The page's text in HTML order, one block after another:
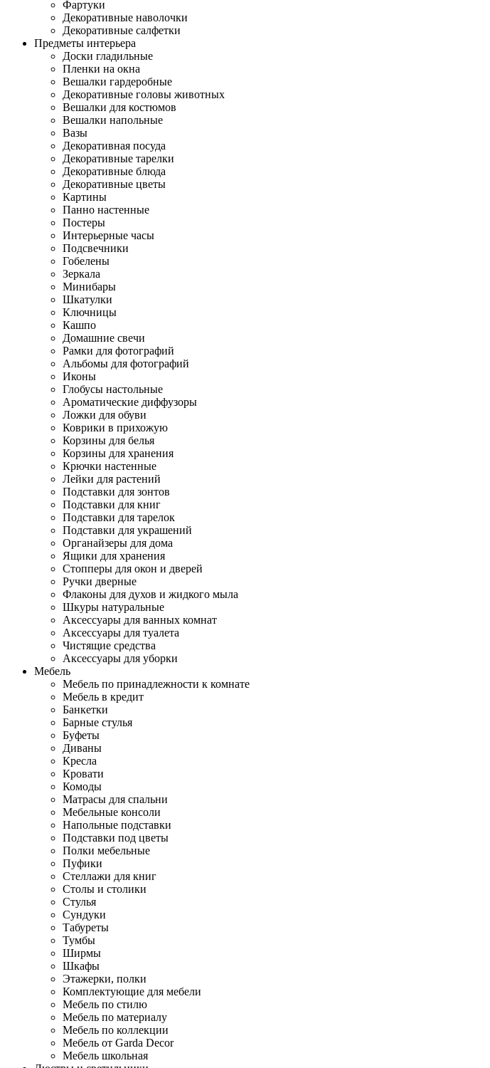
Фартуки
Декоративные наволочки
Декоративные салфетки
Предметы интерьера
Доски гладильные
Пленки на окна
Вешалки гардеробные
Декоративные головы животных
Вешалки для костюмов
Вешалки напольные
Вазы
Декоративная посуда
Декоративные тарелки
Декоративные блюда
Декоративные цветы
Картины
Панно настенные
Постеры
Интерьерные часы
Подсвечники
Гобелены
Зеркала
Минибары
Шкатулки
Ключницы
Кашпо
Домашние свечи
Рамки для фотографий
Альбомы для фотографий
Иконы
Глобусы настольные
Ароматические диффузоры
Ложки для обуви
Коврики в прихожую
Корзины для белья
Корзины для хранения
Крючки настенные
Лейки для растений
Подставки для зонтов
Подставки для книг
Подставки для тарелок
Подставки для украшений
Органайзеры для дома
Ящики для хранения
Стопперы для окон и дверей
Ручки дверные
Флаконы для духов и жидкого мыла
Шкуры натуральные
Аксессуары для ванных комнат
Аксессуары для туалета
Чистящие средства
Аксессуары для уборки
Мебель
Мебель по принадлежности к комнате
Мебель в кредит
Банкетки
Барные стулья
Буфеты
Диваны
Кресла
Кровати
Комоды
Матрасы для спальни
Мебельные консоли
Напольные подставки
Подставки под цветы
Полки мебельные
Пуфики
Стеллажи для книг
Столы и столики
Стулья
Сундуки
Табуреты
Тумбы
Ширмы
Шкафы
Этажерки, полки
Комплектующие для мебели
Мебель по стилю
Мебель по материалу
Мебель по коллекции
Мебель от Garda Decor
Мебель школьная